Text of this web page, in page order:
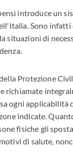
introduce un
Sono infatti
situazioni di
Protezione
richiamate
ogni
indicate.
fisiche gli
di salute,